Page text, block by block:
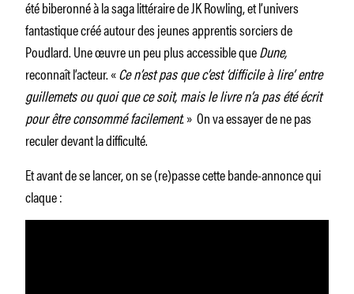
été biberonné à la saga littéraire de JK Rowling, et l’univers
fantastique créé autour des jeunes apprentis sorciers de
Poudlard. Une œuvre un peu plus accessible queDune,
reconnaît l’acteur. «Ce n’est pas que c’est ‘difficile à lire’ entre
guillemets ou quoi que ce soit, mais le livre n’a pas été écrit
pour être consommé facilement. » On va essayer de ne pas
reculer devant la difficulté.
Et avant de se lancer, on se (re)passe cette bande-annonce qui
claque :